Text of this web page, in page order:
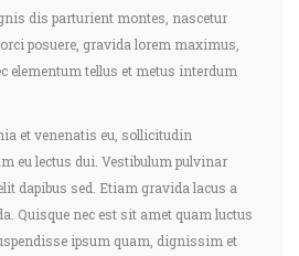
dis parturient montes, nascetur
posuere, gravida lorem maximus,
elementum tellus et metus interdum
et venenatis eu, sollicitudin
eu lectus dui. Vestibulum pulvinar
dapibus sed. Etiam gravida lacus a
Quisque nec est sit amet quam luctus
ipsum quam, dignissim et